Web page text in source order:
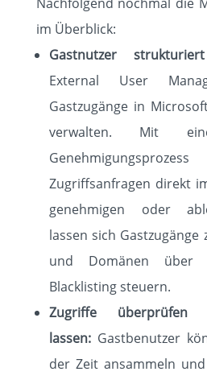
im Überblick:
Gastnutzer
External User
Gastzugänge in
verwalten. Mit
Zugriffsanfragen direkt
genehmigen oder
lassen sich
und Domänen über
Blacklisting steuern.
Zugriffe überprüfen
lassen: Gastbenutzer
der Zeit ansammeln